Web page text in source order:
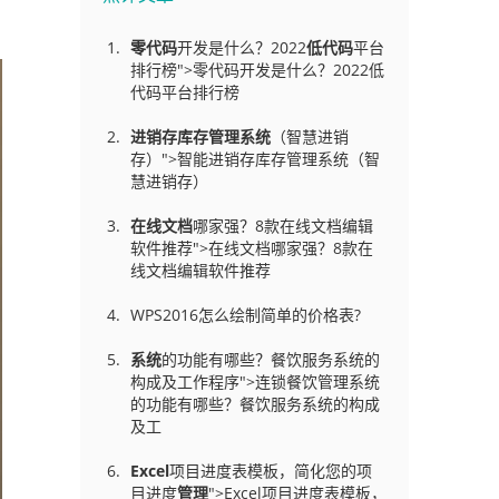
零代码开发是什么？2022低代码平台
排行榜">零代码开发是什么？2022低
代码平台排行榜
进销存库存管理系统 （智慧进销
存）">智能进销存库存管理系统（智
慧进销存）
在线文档哪家强？8款在线文档编辑
软件推荐">在线文档哪家强？8款在
线文档编辑软件推荐
WPS2016怎么绘制简单的价格表?
系统的功能有哪些？餐饮服务系统的
构成及工作程序">连锁餐饮管理系统
的功能有哪些？餐饮服务系统的构成
及工
Excel项目进度表模板，简化您的项
目进度管理">Excel项目进度表模板，